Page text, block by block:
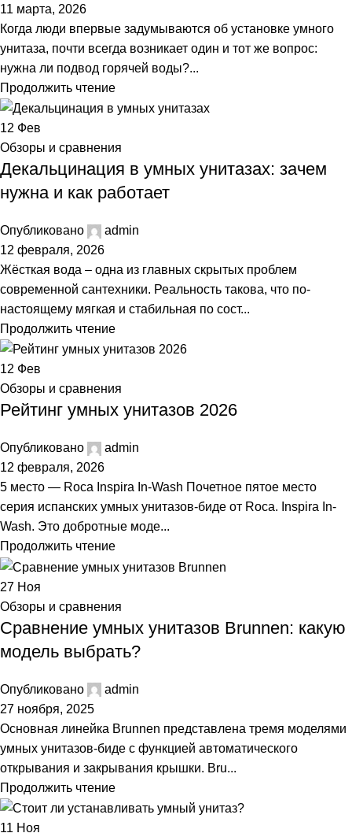
11 марта, 2026
Когда люди впервые задумываются об установке умного
унитаза, почти всегда возникает один и тот же вопрос:
нужна ли подвод горячей воды?...
Продолжить чтение
12 Фев
Обзоры и сравнения
Декальцинация в умных унитазах: зачем
нужна и как работает
Опубликовано
admin
12 февраля, 2026
Жёсткая вода – одна из главных скрытых проблем
современной сантехники. Реальность такова, что по-
настоящему мягкая и стабильная по сост...
Продолжить чтение
12 Фев
Обзоры и сравнения
Рейтинг умных унитазов 2026
Опубликовано
admin
12 февраля, 2026
5 место — Roca Inspira In-Wash Почетное пятое место
серия испанских умных унитазов-биде от Roca. Inspira In-
Wash. Это добротные моде...
Продолжить чтение
27 Ноя
Обзоры и сравнения
Сравнение умных унитазов Brunnen: какую
модель выбрать?
Опубликовано
admin
27 ноября, 2025
Основная линейка Brunnen представлена тремя моделями
умных унитазов-биде с функцией автоматического
открывания и закрывания крышки. Bru...
Продолжить чтение
11 Ноя